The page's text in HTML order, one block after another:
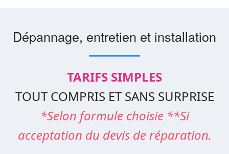
Dépannage, entretien et installation
TARIFS SIMPLES
TOUT COMPRIS ET SANS SURPRISE
*Selon formule choisie **Si
acceptation du devis de réparation.